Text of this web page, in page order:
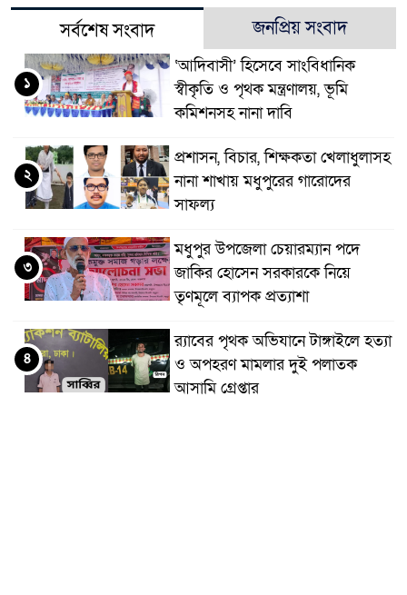
সর্বশেষ সংবাদ জনপ্রিয় সংবাদ
‘আদিবাসী’ হিসেবে সাংবিধানিক
স্বীকৃতি ও পৃথক মন্ত্রণালয়, ভূমি
কমিশনসহ নানা দাবি
১
প্রশাসন, বিচার, শিক্ষকতা খেলাধুলাসহ
নানা শাখায় মধুপুরের গারোদের
সাফল্য
২
মধুপুর উপজেলা চেয়ারম্যান পদে
জাকির হোসেন সরকারকে নিয়ে
তৃণমূলে ব্যাপক প্রত্যাশা
৩
র‌্যাবের পৃথক অভিযানে টাঙ্গাইলে হত্যা
ও অপহরণ মামলার দুই পলাতক
আসামি গ্রেপ্তার
৪